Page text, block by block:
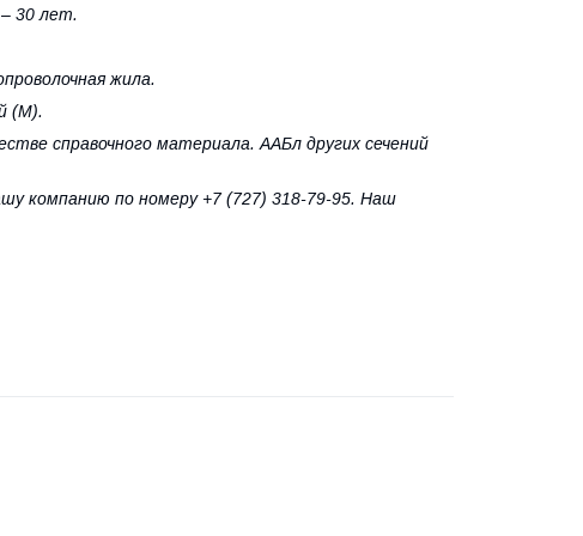
30 лет.
жила.
(М).
справочного материала. ААБл других сечений
компанию по номеру +7 (727) 318-79-95. Наш